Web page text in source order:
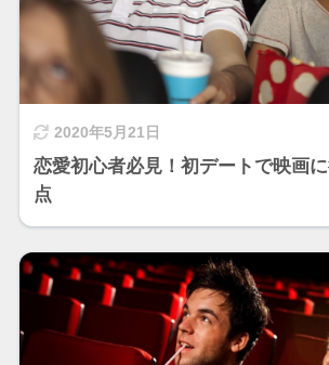
2020年5月21日
恋愛初心者必見！初デートで映画
点